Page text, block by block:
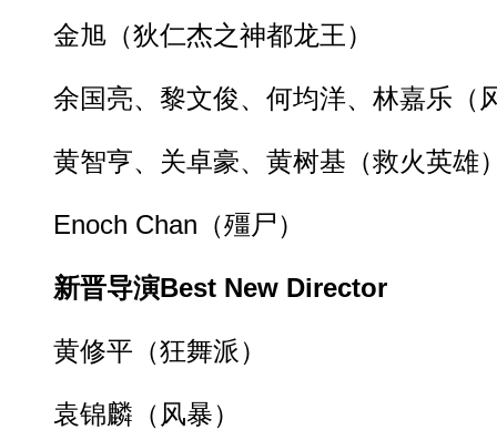
金旭（狄仁杰之神都龙王）
余国亮、黎文俊、何均洋、林嘉乐（
黄智亨、关卓豪、黄树基（救火英雄
Enoch Chan（殭尸）
新晋导演Best New Director
黄修平（狂舞派）
袁锦麟（风暴）